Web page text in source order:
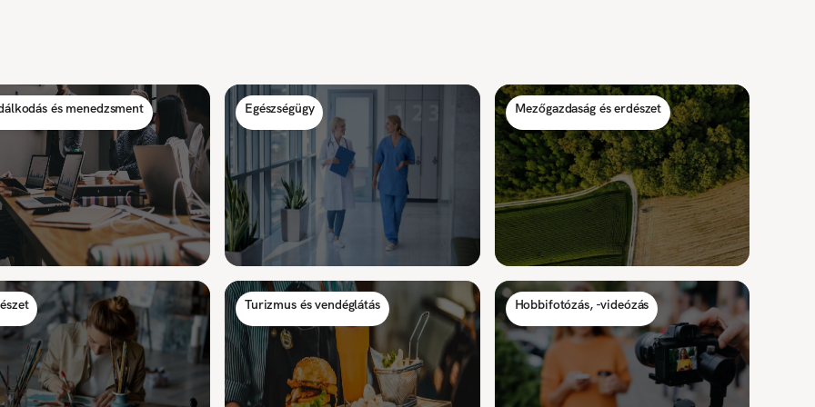
és menedzsment Egészségügy Mezőgazdaság és erdészet
Turizmus és vendéglátás Hobbifotózás, -videózás